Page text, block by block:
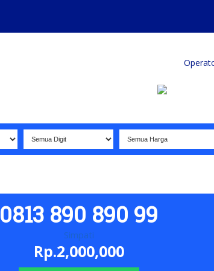
0813 890 890 99
Simpati
Rp.2,000,000